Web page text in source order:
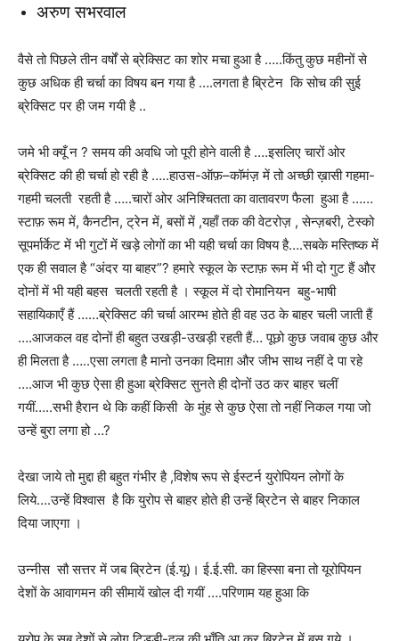
अरुण सभरवाल
वैसे तो पिछले तीन वर्षों से ब्रेक्सिट का शोर मचा हुआ है …..किंतु कुछ महीनों से
कुछ अधिक ही चर्चा का विषय बन गया है ….लगता है ब्रिटेन कि सोच की सुई
ब्रेक्सिट पर ही जम गयी है ..
जमे भी क्यूँ न ? समय की अवधि जो पूरी होने वाली है ….इसलिए चारों ओर
ब्रेक्सिट की ही चर्चा हो रही है …..हाउस-ऑफ़–कॉमंज़ में तो अच्छी ख़ासी गहमा-
गहमी चलती रहती है …..चारों ओर अनिश्चितता का वातावरण फैला हुआ है ……
स्टाफ़ रूम में, कैनटीन, ट्रेन में, बसों में ,यहाँ तक की वेटरोज़ , सेन्ज़बरी, टेस्को
सूपर्मार्केट में भी गुटों में खड़े लोगों का भी यही चर्चा का विषय है….सबके मस्तिष्क में
एक ही सवाल है “अंदर या बाहर”? हमारे स्कूल के स्टाफ़ रूम में भी दो गुट हैं और
दोनों में भी यही बहस चलती रहती है । स्कूल में दो रोमानियन बहु-भाषी
सहायिकाएँ हैं ……ब्रेक्सिट की चर्चा आरम्भ होते ही वह उठ के बाहर चली जाती हैं
….आजकल वह दोनों ही बहुत उखड़ी-उखड़ी रहती हैं… पूछो कुछ जवाब कुछ और
ही मिलता है …..एसा लगता है मानो उनका दिमाग़ और जीभ साथ नहीं दे पा रहे
….आज भी कुछ ऐसा ही हुआ ब्रेक्सिट सुनते ही दोनों उठ कर बाहर चलीं
गयीं…..सभी हैरान थे कि कहीं किसी के मुंह से कुछ ऐसा तो नहीं निकल गया जो
उन्हें बुरा लगा हो …?
देखा जाये तो मुद्दा ही बहुत गंभीर है ,विशेष रूप से ईस्टर्न युरोपियन लोगों के
लिये….उन्हें विश्वास है कि युरोप से बाहर होते ही उन्हें ब्रिटेन से बाहर निकाल
दिया जाएगा ।
उन्नीस सौ सत्तर में जब ब्रिटेन (ई.यू)। ई.ई.सी. का हिस्सा बना तो यूरोपियन
देशों के आवागमन की सीमायें खोल दी गयीं ….परिणाम यह हुआ कि